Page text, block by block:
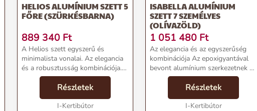
HELIOS ALUMÍNIUM SZETT 5
FŐRE (SZÜRKÉSBARNA)
889 340 Ft
A Helios szett egyszerű és
minimalista vonalai. Az elegancia
és a robusztusság kombinációja.
Az epoxigyantával bevont
alumínium szerkezetnek és a
vízlepergető párnáknak
köszönhetően a kerti fémgarnit...
Részletek
I-Kertibútor
ISABELLA ALUMÍNIUM
SZETT 7 SZEMÉLYES
(OLÍVAZÖLD)
1 051 480 Ft
Az elegancia és az egyszerűség
kombinációja Az epoxigyantával
bevont alumínium szerkezetnek és
a vízlepergető párnáknak
köszönhetően a kerti fémgarnitúra
karbantartása egyszerű.
Lehetőséged van a ké...
Részletek
I-Kertibútor